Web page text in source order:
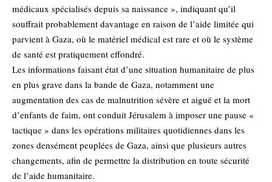
médicaux spécialisés depuis sa naissance », indiquant qu’il
souffrait probablement davantage en raison de l’aide limitée qui
parvient à Gaza, où le matériel médical est rare et où le système
de santé est pratiquement effondré.
Les informations faisant état d’une situation humanitaire de plus
en plus grave dans la bande de Gaza, notamment une
augmentation des cas de malnutrition sévère et aiguë et la mort
d’enfants de faim, ont conduit Jérusalem à imposer une pause «
tactique » dans les opérations militaires quotidiennes dans les
zones densément peuplées de Gaza, ainsi que plusieurs autres
changements, afin de permettre la distribution en toute sécurité
de l’aide humanitaire.